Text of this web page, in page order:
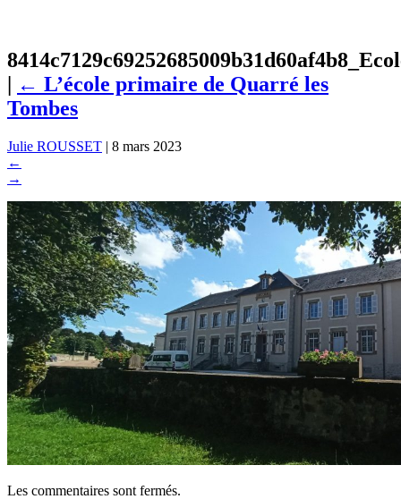
| ← L’école primaire de Quarré les
Tombes
Julie ROUSSET | 8 mars 2023
←
→
Les commentaires sont fermés.